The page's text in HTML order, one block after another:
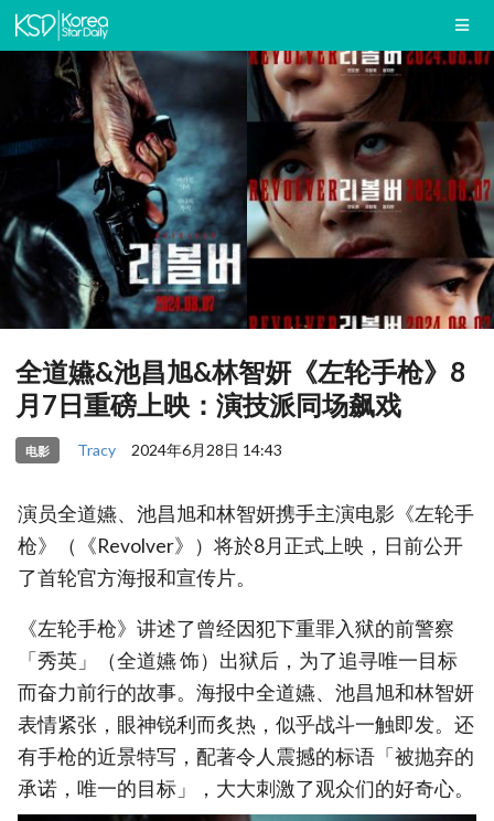
全道嬿&池昌旭&林智妍《左轮手枪》8
月7日重磅上映：演技派同场飙戏
电影 Tracy 2024年6月28日 14:43
演员全道嬿、池昌旭和林智妍携手主演电影《左轮手
枪》（《Revolver》）将於8月正式上映，日前公开
了首轮官方海报和宣传片。
《左轮手枪》讲述了曾经因犯下重罪入狱的前警察
「秀英」（全道嬿 饰）出狱后，为了追寻唯一目标
而奋力前行的故事。海报中全道嬿、池昌旭和林智妍
表情紧张，眼神锐利而炙热，似乎战斗一触即发。还
有手枪的近景特写，配著令人震撼的标语「被抛弃的
承诺，唯一的目标」，大大刺激了观众们的好奇心。